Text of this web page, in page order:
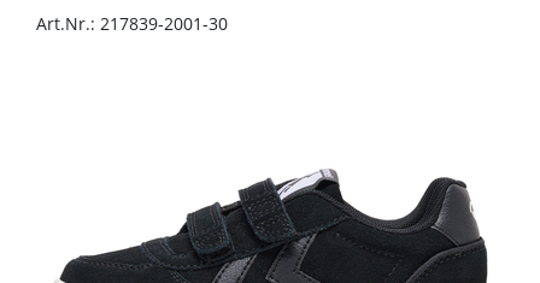
Art.Nr.: 217839-2001-30